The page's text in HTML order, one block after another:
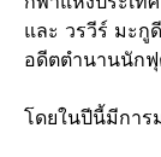
และ วรวีร์ มะกู
อดีตตำนานนัก
โดยในปีนี้มีการ